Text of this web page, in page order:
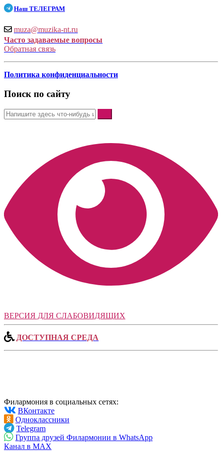
Наш ТЕЛЕГРАМ
muza@muzika-nt.ru
Часто задаваемые вопросы
Обратная связь
Политика конфиденциальности
Поиск по сайту
ВЕРСИЯ ДЛЯ СЛАБОВИДЯЩИХ
ДОСТУПНАЯ СРЕДА
Филармония в социальных сетях:
ВКонтакте
Одноклассники
Telegram
Группа друзей Филармонии в WhatsApp
Канал в MAX